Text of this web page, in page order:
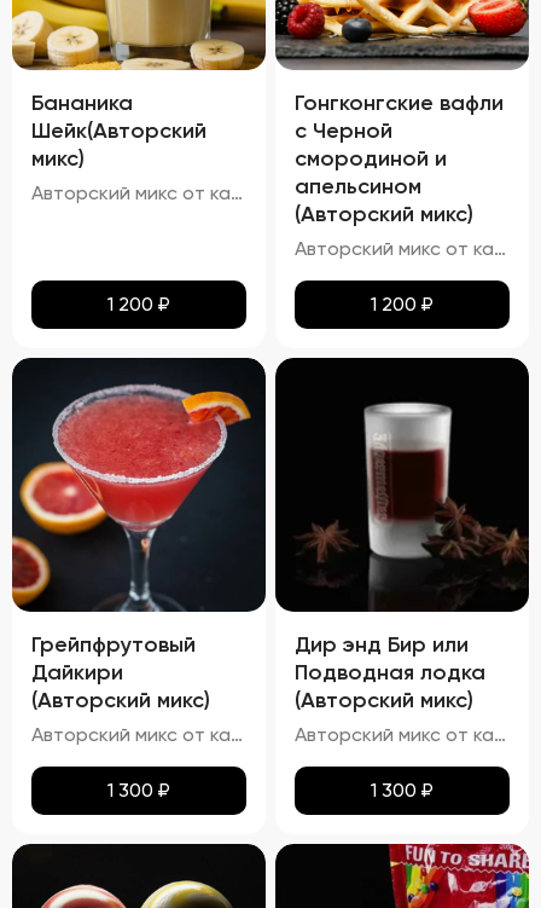
Бананика
Шейк(Авторский
микс)
Авторский микс от кальянных мастеров - Это идеальный баланс нежного аромата спелой клубники и кремовой мякоти зрелых бананов
1 200 ₽
Гонгконгские вафли
с Черной
смородиной и
апельсином
(Авторский микс)
Авторский микс от каленных мастеров - Известный Вафельный бисквит со вкусом апельсина и ягодкой чёрной смородины
1 200 ₽
Грейпфрутовый
Дайкири
(Авторский микс)
Авторский микс от кальянных мастеров - Авторский Твист наших резидентов, В основе свежевыжатый сок сицилийского грейпфрута ,в дополнение ему карибский белый ром настоенный на цедре ультра-кислого лимона и банановый мякоти
1 300 ₽
Дир энд Бир или
Подводная лодка
(Авторский микс)
Авторский микс от кальянных мастеров-"Подводная лодка Согласно легенде этот коктейль появился в Финляндии. Скандинавы первыми решились смешать Егермейстер с пивом (светлым или темным). Название символизирует глубокое погружение после нескольких порций принятого «на грудь» коктейля. По степени воздействия похож на русского «Ерша». В Америке напиток называют «Deer & Beer»
1 300 ₽